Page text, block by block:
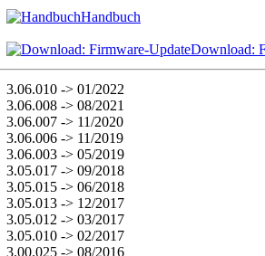
Handbuch
Download:
3.06.010 -> 01/2022
3.06.008 -> 08/2021
3.06.007 -> 11/2020
3.06.006 -> 11/2019
3.06.003 -> 05/2019
3.05.017 -> 09/2018
3.05.015 -> 06/2018
3.05.013 -> 12/2017
3.05.012 -> 03/2017
3.05.010 -> 02/2017
3.00.025 -> 08/2016